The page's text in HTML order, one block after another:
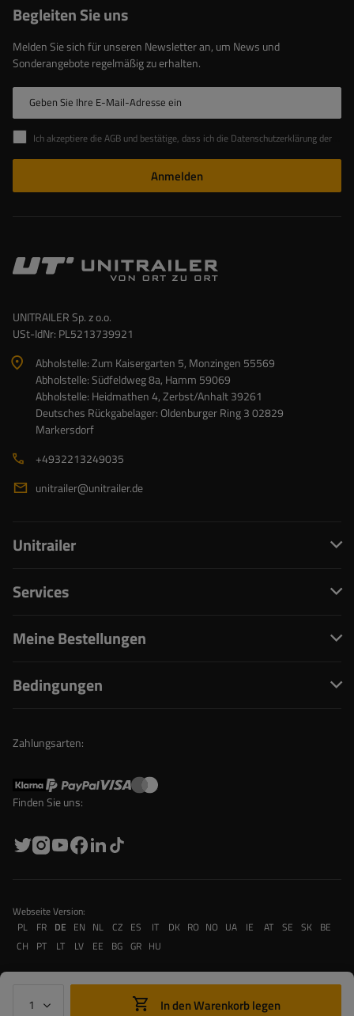
In den Warenkorb legen
Begleiten Sie uns
Melden Sie sich für unseren Newsletter an, um News und
Sonderangebote regelmäßig zu erhalten.
Geben Sie Ihre E-Mail-Adresse ein
Ich akzeptiere die AGB und bestätige, dass ich die Datenschutzerklärung der Website zur Kenntnis genommen habe
Anmelden
UNITRAILER Sp. z o.o.
USt-IdNr: PL5213739921
Abholstelle: Zum Kaisergarten 5, Monzingen 55569
Abholstelle: Südfeldweg 8a, Hamm 59069
Abholstelle: Heidmathen 4, Zerbst/Anhalt 39261
Deutsches Rückgabelager: Oldenburger Ring 3 02829
Markersdorf
+4932213249035
unitrailer@unitrailer.de
Unitrailer
Services
Meine Bestellungen
Bedingungen
Zahlungsarten:
Finden Sie uns:
Webseite Version:
PL
FR DE EN NL CZ ES IT DK RO NO UA IE AT SE SK BE
CH
PT LT LV EE BG GR HU